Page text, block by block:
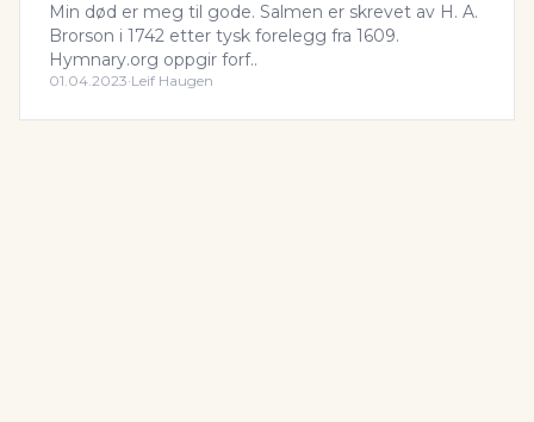
Min død er meg til gode. Salmen er skrevet av H. A.
Brorson i 1742 etter tysk forelegg fra 1609.
Hymnary.org oppgir forf..
01.04.2023·Leif Haugen